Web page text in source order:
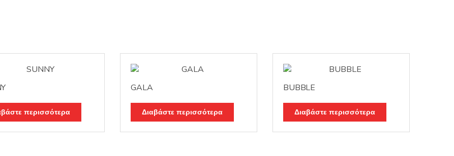
περισσότερα
GALA
Διαβάστε περισσότερα
BUBBLE
Διαβάστε περισσότερα